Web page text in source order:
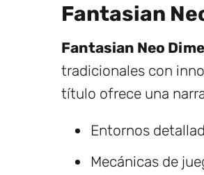
Fantasian
Fantasian Neo
tradicionales con
título ofrece una
Entornos
Mecánicas de